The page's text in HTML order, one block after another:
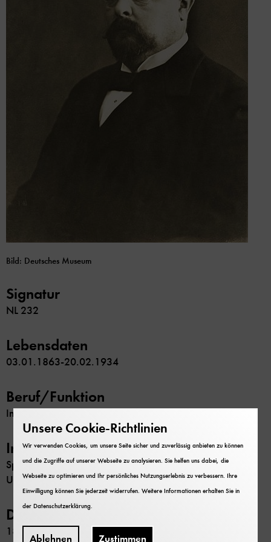
Bild: Deutsches Museum
Signatur
NL 232
Lebensdaten
03.01.1863-20.02.1934
Beruf/Funktion
Ingenieur
Inhalt
Splitternachlass mit biografischen Dokumenten,
Unterlagen zu seiner Stuttgarter Firma und Fotografien
Datierung
1880-1934
Unsere Cookie-Richtlinien
Wir verwenden Cookies, um unsere Seite sicher und zuverlässig anbieten zu können
und die Zugriffe auf unserer Webseite zu analysieren. Sie helfen uns dabei, die
Webseite zu optimieren und Ihr persönliches Nutzungserlebnis zu verbessern. Ihre
Einwilligung können Sie jederzeit widerrufen. Weitere Informationen erhalten Sie in
derDatenschutzerklärung
Ablehnen Zustimmen